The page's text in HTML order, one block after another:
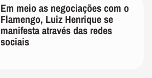
Em meio as negociações com o
Flamengo, Luiz Henrique se
manifesta através das redes
sociais